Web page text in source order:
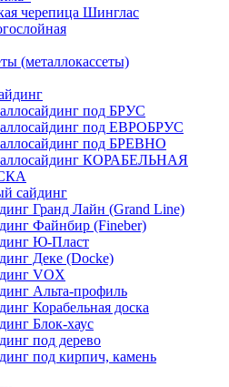
черепица Шинглас
(металлокассеты)
под БРУС
под ЕВРОБРУС
под БРЕВНО
КОРАБЕЛЬНАЯ
сайдинг
Гранд Лайн (Grand Line)
Файнбир (Fineber)
Ю-Пласт
Деке (Docke)
VOX
Альта-профиль
Корабельная доска
Блок-хаус
под дерево
под кирпич, камень